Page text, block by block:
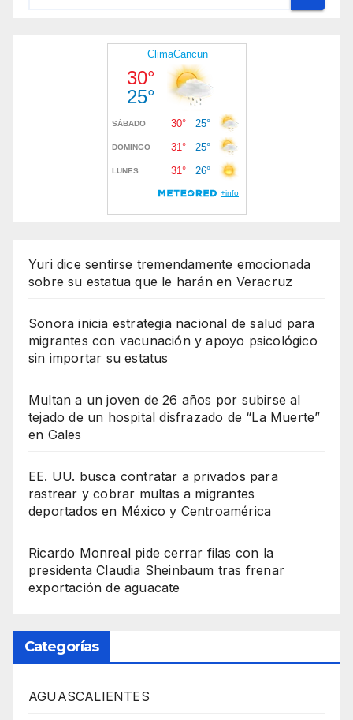
Yuri dice sentirse tremendamente emocionada
sobre su estatua que le harán en Veracruz
Sonora inicia estrategia nacional de salud para
migrantes con vacunación y apoyo psicológico
sin importar su estatus
Multan a un joven de 26 años por subirse al
tejado de un hospital disfrazado de “La Muerte”
en Gales
EE. UU. busca contratar a privados para
rastrear y cobrar multas a migrantes
deportados en México y Centroamérica
Ricardo Monreal pide cerrar filas con la
presidenta Claudia Sheinbaum tras frenar
exportación de aguacate
Categorías
AGUASCALIENTES